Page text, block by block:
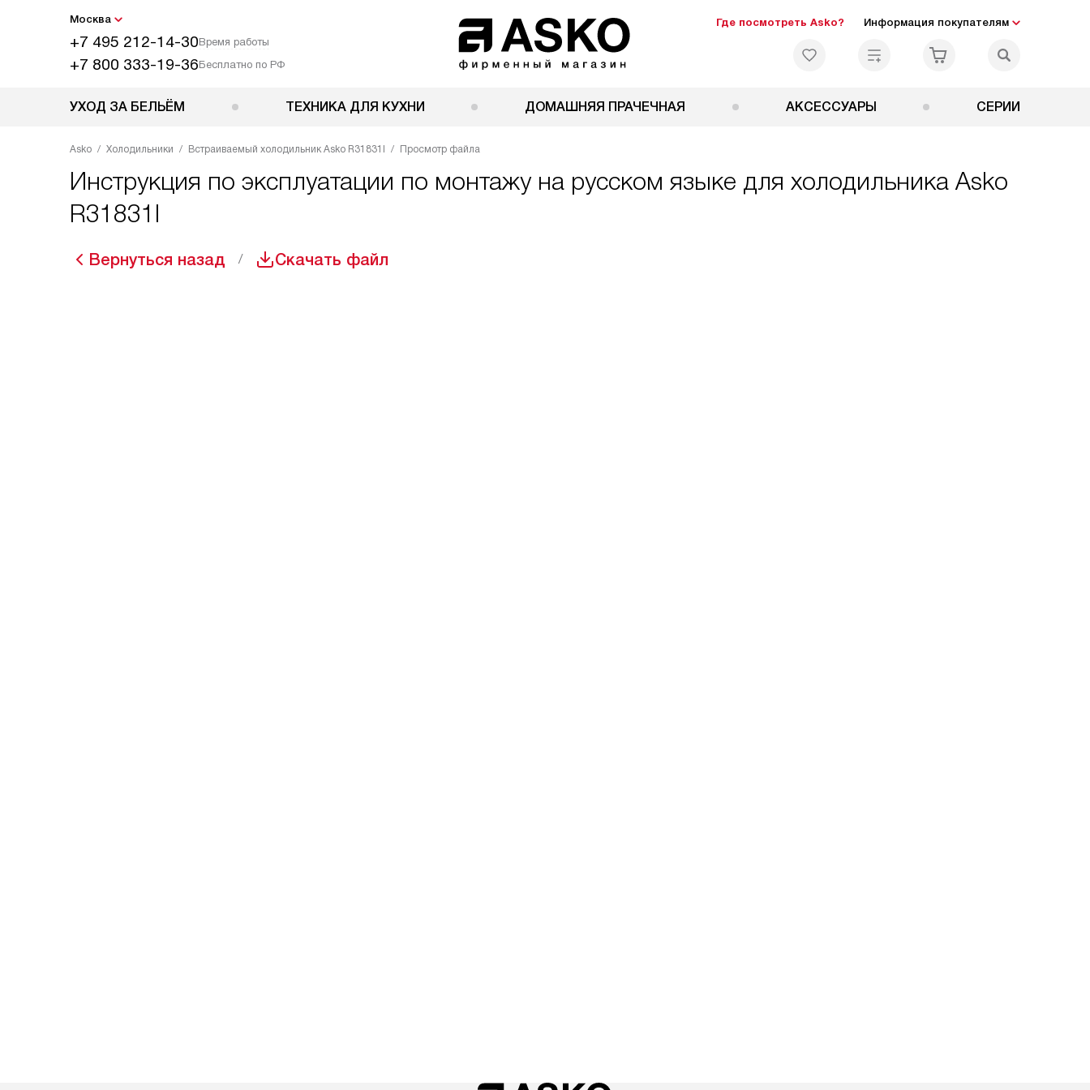
Москва
+7 495 212-14-30Время работы
+7 800 333-19-36Бесплатно по РФ
Где посмотреть Asko? Информация покупателям
УХОД ЗА БЕЛЬЁМ ТЕХНИКА ДЛЯ КУХНИ ДОМАШНЯЯ ПРАЧЕЧНАЯ АКСЕССУАРЫ СЕРИИ
Asko Холодильники Встраиваемый холодильник Asko R31831I Просмотр файла
Инструкция по эксплуатации по монтажу на русском языке для холодильника Asko
R31831I
Вернуться назад Скачать файл